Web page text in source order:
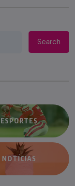
Search
ESPORTES
NOTÍCIAS